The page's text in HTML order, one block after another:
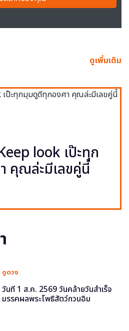
ดูเพิ่มเติม
look เป๊ะทุก
คุณล่ะมีเลขคู่นี้
ดูดวง
วันที่ 1 ส.ค. 2569 วันคล้ายวันสำเร็จ
มรรคผลพระโพธิสัตว์กวนอิม